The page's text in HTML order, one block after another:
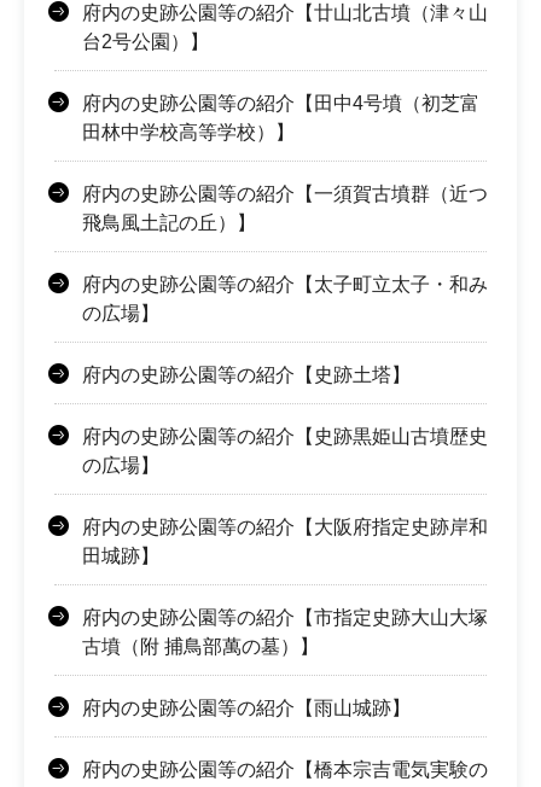
府内の史跡公園等の紹介【廿山北古墳（津々山
台2号公園）】
府内の史跡公園等の紹介【田中4号墳（初芝富
田林中学校高等学校）】
府内の史跡公園等の紹介【一須賀古墳群（近つ
飛鳥風土記の丘）】
府内の史跡公園等の紹介【太子町立太子・和み
の広場】
府内の史跡公園等の紹介【史跡土塔】
府内の史跡公園等の紹介【史跡黒姫山古墳歴史
の広場】
府内の史跡公園等の紹介【大阪府指定史跡岸和
田城跡】
府内の史跡公園等の紹介【市指定史跡大山大塚
古墳（附 捕鳥部萬の墓）】
府内の史跡公園等の紹介【雨山城跡】
府内の史跡公園等の紹介【橋本宗吉電気実験の